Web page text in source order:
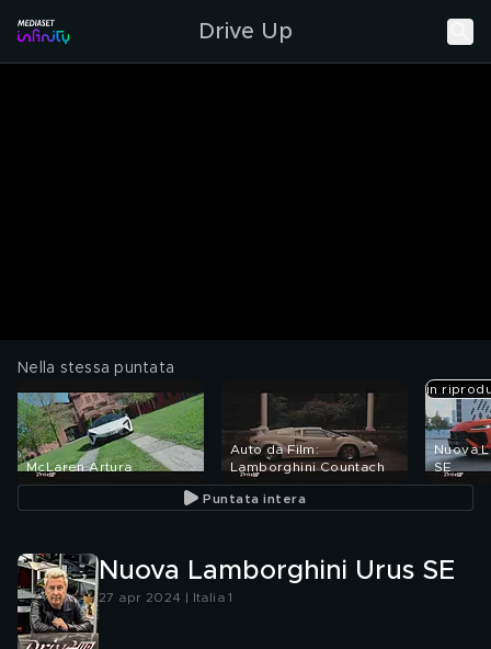
Drive Up
Nella stessa puntata
McLaren Artura
Auto da Film:
Lamborghini Countach
in
Nuova
SE
Puntata intera
Nuova Lamborghini Urus SE
27 apr 2024 | Italia 1